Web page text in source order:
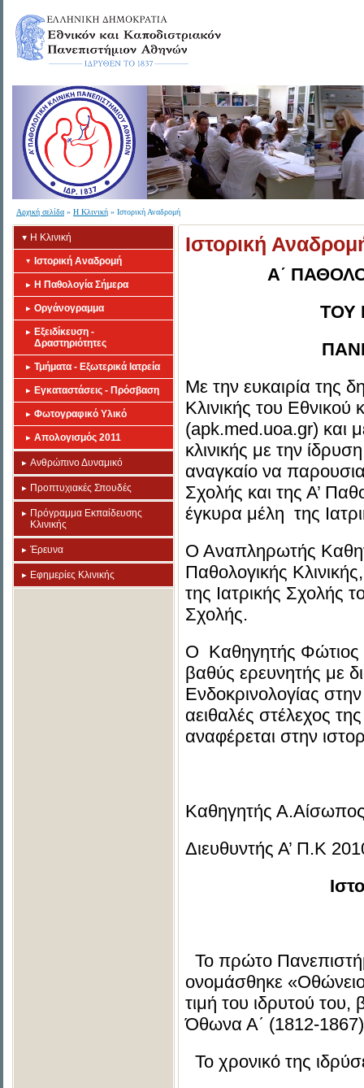
Αρχική σελίδα » Η Κλινική » Ιστορική Αναδρομή
Η Κλινική
Ιστορική Αναδρομή
Η Παθολογία Σήμερα
Οργάνογραμμα
Εξειδίκευση -
Δραστηριότητες
Τμήματα - Εξωτερικά Ιατρεία
Εγκαταστάσεις - Πρόσβαση
Φωτογραφικό Υλικό
Απολογισμός 2011
Ανθρώπινο Δυναμικό
Προπτυχιακές Σπουδές
Πρόγραμμα Εκπαίδευσης
Κλινικής
Έρευνα
Εφημερίες Κλινικής
Ιστορική
Α΄
ΤΟΥ
Με την ευκαιρία της
Κλινικής του
(apk.med.uoa.gr) και
κλινικής με την
αναγκαίο να
Σχολής και της Α’
έγκυρα μέλη της
Ο Αναπληρωτής
Παθολογικής
της Ιατρικής Σχολής
Σχολής.
Ο Καθηγητής Φώτιος
βαθύς ερευνητής με
Ενδοκρινολογίας
αειθαλές στέλεχος
αναφέρεται στην
Καθηγητής
Διευθυντής Α’ Π.Κ
Το πρώτο
ονομάσθηκε
τιμή του ιδρυτού
Όθωνα Α΄ (1812-1867)
Το χρονικό της